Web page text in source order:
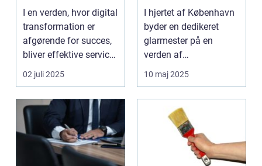
service
management
I en verden, hvor digital
transformation er
afgørende for succes,
bliver effektive service
ma...
02 juli 2025
glasløsninger
I hjertet af København
byder en dedikeret
glarmester på en
verden af
glasløsning...
10 maj 2025